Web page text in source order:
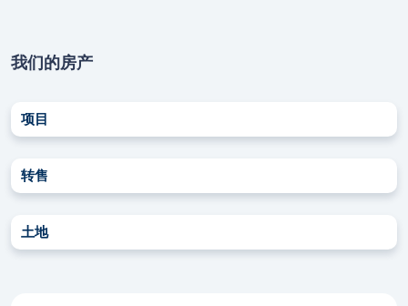
我们的房产
项目
转售
土地